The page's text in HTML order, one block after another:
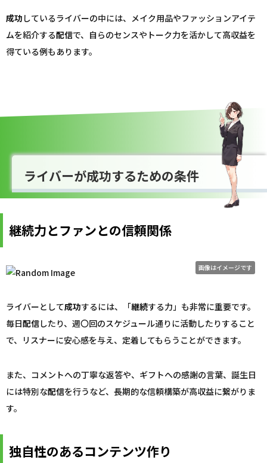
成功 しているライバーの中には、メイク用品やファッションアイテ
ムを紹介する配信で、自らのセンスやトーク力を活かして高収益を
得ている例もあります。
ライバーが成功するための条件
継続力とファンとの信頼関係
画像はイメージです
ライバーとして成功するには、「継続する力」も非常に重要です。
毎日配信したり、週〇回のスケジュール通りに活動したりすること
で、リスナーに安心感を与え、定着してもらうことができます。
また、コメントへの丁寧な返答や、ギフトへの感謝の言葉、誕生日
には特別な配信を行うなど、長期的な信頼構築が高収益に繋がりま
す。
独自性のあるコンテンツ作り